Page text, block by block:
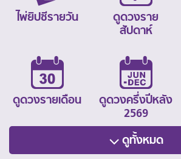
ไพ่ยิปซีรายวัน
ดูดวงราย
สัปดาห์
ดูดวงรายเดือน
ดูดวงครึ่งปีหลัง
2569
ดูทั้งหมด